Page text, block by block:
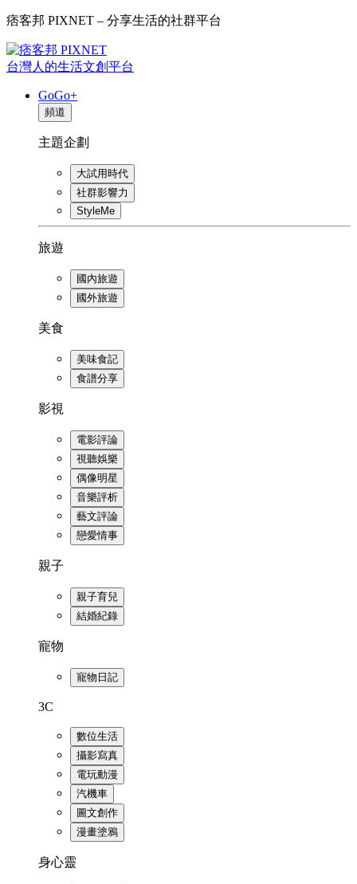
痞客邦 PIXNET – 分享生活的社群平台
台灣人的生活文創平台
GoGo+
頻道
主題企劃
大試用時代
社群影響力
StyleMe
旅遊
國內旅遊
國外旅遊
美食
美味食記
食譜分享
影視
電影評論
視聽娛樂
偶像明星
音樂評析
藝文評論
戀愛情事
親子
親子育兒
結婚紀錄
寵物
寵物日記
3C
數位生活
攝影寫真
電玩動漫
汽機車
圖文創作
漫畫塗鴉
身心靈